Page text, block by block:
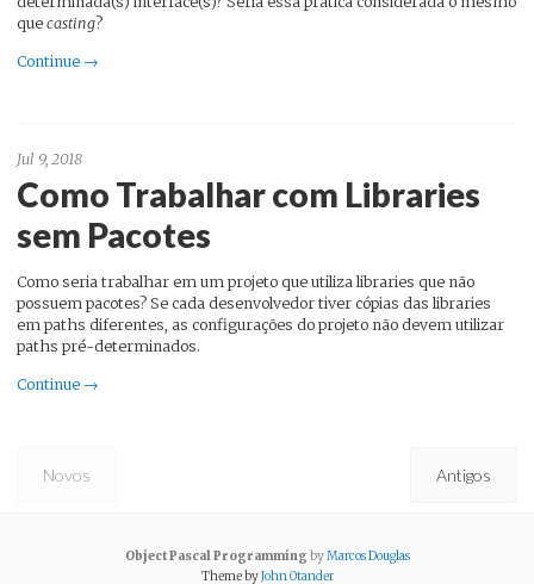
que casting?
Continue →
Jul 9, 2018
Como Trabalhar com Libraries
sem Pacotes
Como seria trabalhar em um projeto que utiliza libraries que não
possuem pacotes? Se cada desenvolvedor tiver cópias das libraries
em paths diferentes, as configurações do projeto não devem utilizar
paths pré-determinados.
Continue →
Novos Antigos
Object Pascal Programming byMarcos Douglas
Theme byJohn Otander